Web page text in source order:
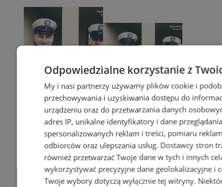
Odpowiedzialne korzystanie z
My i nasi partnerzy używamy plików cookie i
przechowywania i uzyskiwania dostępu do
urządzeniu oraz do przetwarzania danych
adres IP, unikalne identyfikatory i dane
spersonalizowanych reklam i treści, pomiaru
odbiorców oraz ulepszania usług. Dostawcy stron
również przetwarzać Twoje dane w tych i innych
wykorzystywać precyzyjne dane geolokalizacyjne i
Twoje wybory dotyczą wyłącznie tej witryny.